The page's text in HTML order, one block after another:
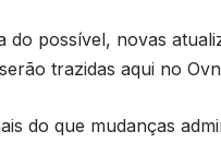
do possível, novas
trazidas aqui no
do que mudanças